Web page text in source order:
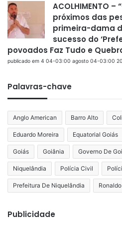
ACOLHIMENTO
próximos das
primeira-dama
sucesso do
povoados Faz Tudo e
publicado em 4 04-03:00 agosto 04-03:00
Palavras-chave
Anglo American Barro Alto
Eduardo Moreira Equatorial Goiás
Goiás Goiânia Governo De
Niquelândia Polícia Civil
Prefeitura De Niquelândia
Publicidade